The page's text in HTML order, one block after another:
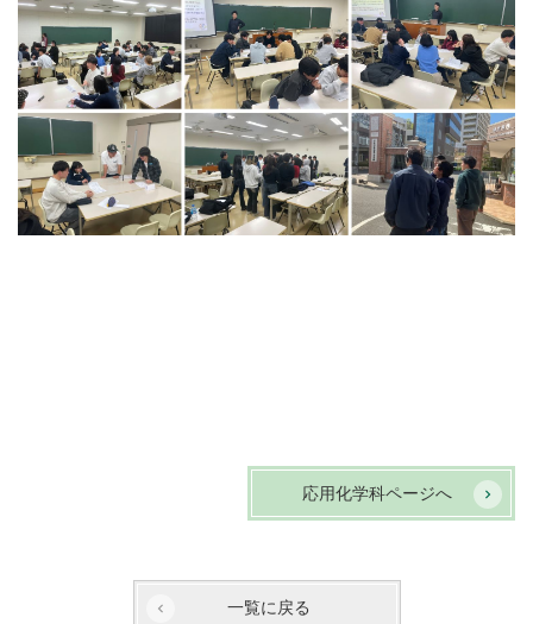
応用化学科ページへ
一覧に戻る